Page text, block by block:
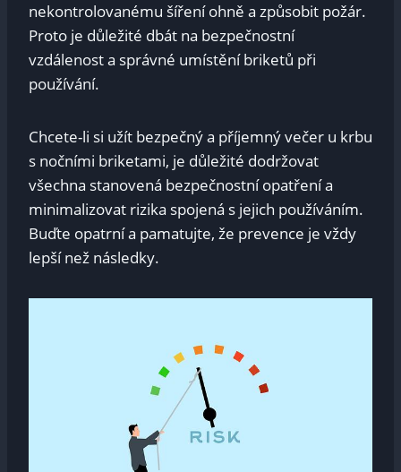
nekontrolovanému šíření ohně a způsobit požár.
Proto je důležité dbát na bezpečnostní
vzdálenost a správné umístění briketů při
používání.
Chcete-li si užít bezpečný a příjemný večer u krbu
s nočními briketami, je důležité dodržovat
všechna stanovená bezpečnostní opatření a
minimalizovat rizika spojená s jejich používáním.
Buďte opatrní a pamatujte, že prevence je vždy
lepší než následky.